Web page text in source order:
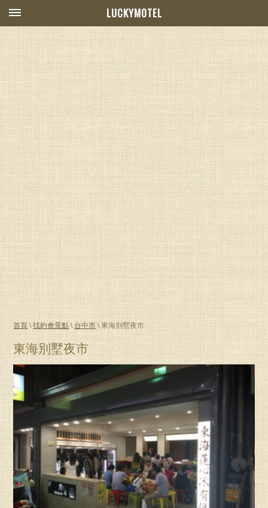
首頁 \找約會景點 \台中市\ 東海別墅夜市
東海別墅夜市
LUCKYMOTEL